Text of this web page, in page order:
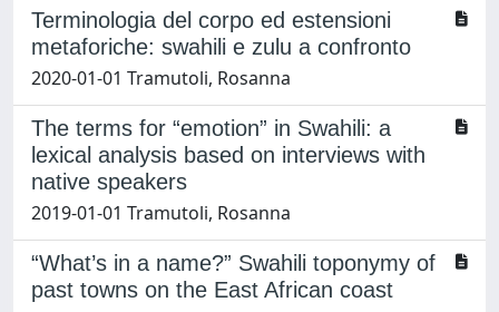
Terminologia del corpo ed estensioni
metaforiche: swahili e zulu a confronto
2020-01-01 Tramutoli, Rosanna
The terms for “emotion” in Swahili: a
lexical analysis based on interviews with
native speakers
2019-01-01 Tramutoli, Rosanna
“What’s in a name?” Swahili toponymy of
past towns on the East African coast